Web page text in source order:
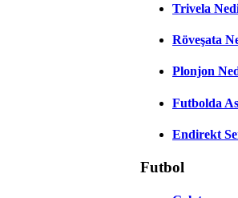
Trivela
Röveşata
Plonjon
Futbolda
Endirekt
Futbol